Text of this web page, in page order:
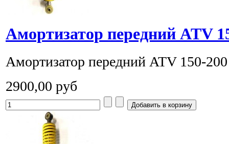
Амортизатор передний ATV
Амортизатор передний ATV 150-
2900,00 руб